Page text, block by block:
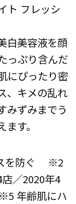
ト フレッシ
白美容液を顔
っぷり含んだ
にぴったり密
、キメの乱れ
みずみまでう
す。
を防ぐ ※2
／2020年4
年齢肌にハ